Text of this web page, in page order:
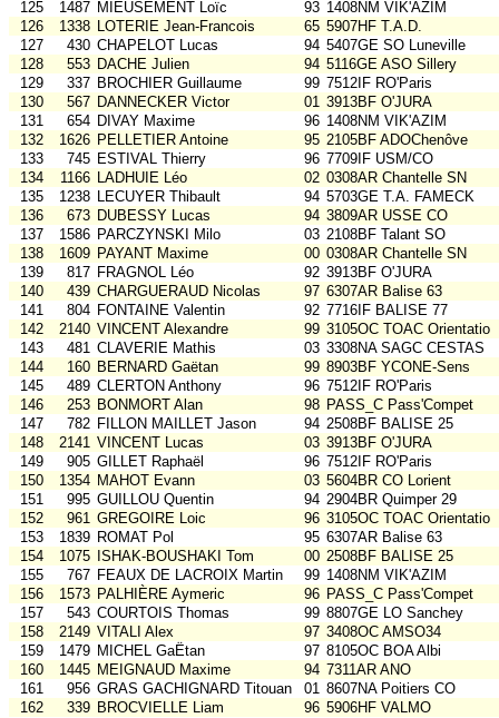
125
1487 MIEUSEMENT Loïc 93 1408NM VIK'AZIM
126
1338 LOTERIE Jean-Francois 65 5907HF T.A.D.
127
430 CHAPELOT Lucas 94 5407GE SO Luneville
128
553 DACHE Julien 94 5116GE ASO Sillery
129
337 BROCHIER Guillaume 99 7512IF RO'Paris
130
567 DANNECKER Victor 01 3913BF O'JURA
131
654 DIVAY Maxime 96 1408NM VIK'AZIM
132
1626 PELLETIER Antoine 95 2105BF ADOChenôve
133
745 ESTIVAL Thierry 96 7709IF USM/CO
134
1166 LADHUIE Léo 02 0308AR Chantelle SN
135
1238 LECUYER Thibault 94 5703GE T.A. FAMECK
136
673 DUBESSY Lucas 94 3809AR USSE CO
137
1586 PARCZYNSKI Milo 03 2108BF Talant SO
138
1609 PAYANT Maxime 00 0308AR Chantelle SN
139
817 FRAGNOL Léo 92 3913BF O'JURA
140
439 CHARGUERAUD Nicolas 97 6307AR Balise 63
141
804 FONTAINE Valentin 92 7716IF BALISE 77
142
2140 VINCENT Alexandre 99 3105OC TOAC Orientatio
143
481 CLAVERIE Mathis 03 3308NA SAGC CESTAS
144
160 BERNARD Gaëtan 99 8903BF YCONE-Sens
145
489 CLERTON Anthony 96 7512IF RO'Paris
146
253 BONMORT Alan 98 PASS_C Pass'Compet
147
782 FILLON MAILLET Jason 94 2508BF BALISE 25
148
2141 VINCENT Lucas 03 3913BF O'JURA
149
905 GILLET Raphaël 96 7512IF RO'Paris
150
1354 MAHOT Evann 03 5604BR CO Lorient
151
995 GUILLOU Quentin 94 2904BR Quimper 29
152
961 GREGOIRE Loic 96 3105OC TOAC Orientatio
153
1839 ROMAT Pol 95 6307AR Balise 63
154
1075 ISHAK-BOUSHAKI Tom 00 2508BF BALISE 25
155
767 FEAUX DE LACROIX Martin 99 1408NM VIK'AZIM
156
1573 PALHIÈRE Aymeric 96 PASS_C Pass'Compet
157
543 COURTOIS Thomas 99 8807GE LO Sanchey
158
2149 VITALI Alex 97 3408OC AMSO34
159
1479 MICHEL GaËtan 97 8105OC BOA Albi
160
1445 MEIGNAUD Maxime 94 7311AR ANO
161
956 GRAS GACHIGNARD Titouan 01 8607NA Poitiers CO
162
339 BROCVIELLE Liam 96 5906HF VALMO